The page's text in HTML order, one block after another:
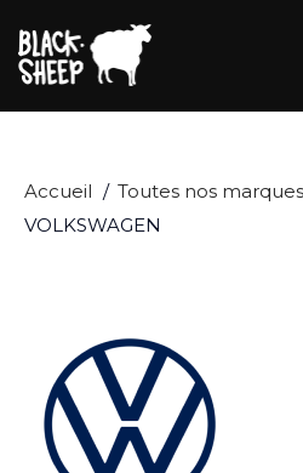
Accueil
Toutes nos
VOLKSWAGEN